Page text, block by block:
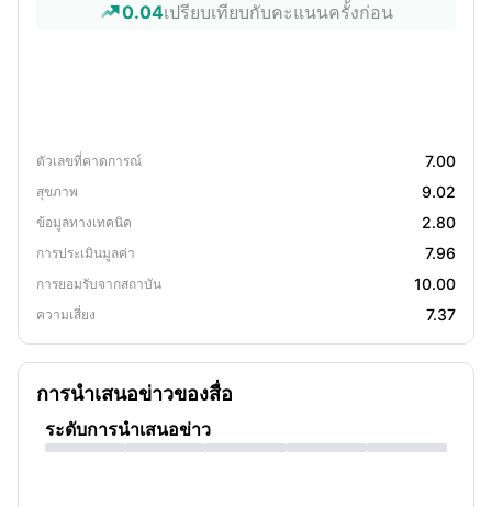
0.04เปรียบเทียบกับคะแนนครั้งก่อน
ตัวเลขที่คาดการณ์ 7.00
สุขภาพ 9.02
ข้อมูลทางเทคนิค 2.80
การประเมินมูลค่า 7.96
การยอมรับจากสถาบัน 10.00
ความเสี่ยง 7.37
การนำเสนอข่าวของสื่อ
ระดับการนำเสนอข่าว